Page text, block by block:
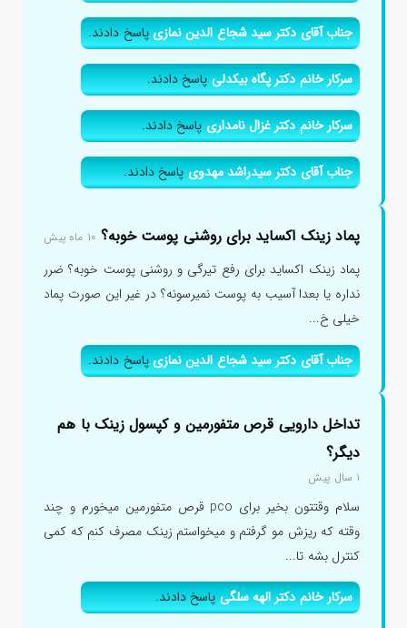
جناب آقای دکتر سید شجاع الدین نمازیپاسخ دادند.
سرکار خانم دکتر پگاه بیکدلیپاسخ دادند.
سرکار خانم دکتر غزال نامداریپاسخ دادند.
جناب آقای دکتر سیدراشد مهدویپاسخ دادند.
پماد زینک اکساید برای روشنی پوست خوبه؟ ۱۰ ماه پیش
پماد زینک اکساید برای رفع تیرگی و روشنی پوست خوبه؟ ضرر
نداره یا بعدا آسیب به پوست نمیرسونه؟ در غیر این صورت پماد
خیلی خ...
جناب آقای دکتر سید شجاع الدین نمازیپاسخ دادند.
تداخل دارویی قرص متفورمین و کپسول زینک با هم
دیگر؟
۱ سال پیش
سلام وقتتون بخیر برای pco قرص متفورمین میخورم و چند
وقته که ریزش مو گرفتم و میخواستم زینک مصرف کنم که کمی
کنترل بشه تا...
سرکار خانم دکتر الهه سلگیپاسخ دادند.